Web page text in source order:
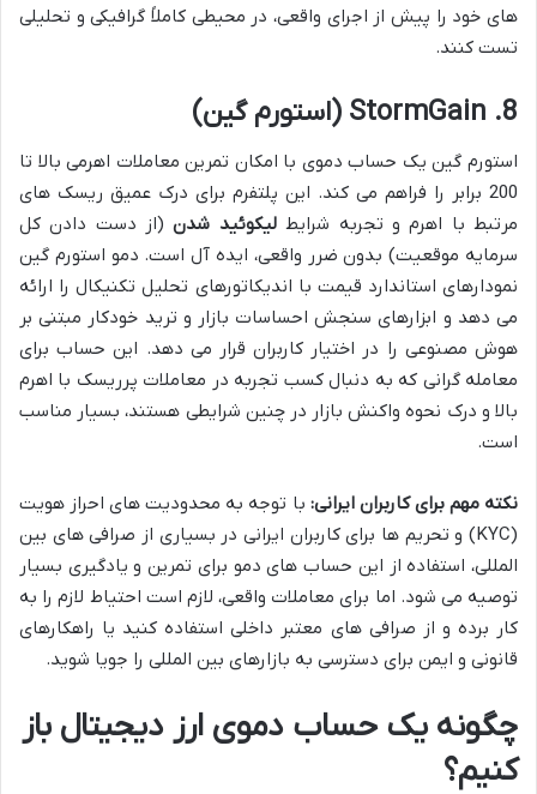
های خود را پیش از اجرای واقعی، در محیطی کاملاً گرافیکی و تحلیلی
تست کنند.
8. StormGain (استورم گین)
استورم گین یک حساب دموی با امکان تمرین معاملات اهرمی بالا تا
200 برابر را فراهم می کند. این پلتفرم برای درک عمیق ریسک های
مرتبط با اهرم و تجربه شرایطلیکوئید شدن(از دست دادن کل
سرمایه موقعیت) بدون ضرر واقعی، ایده آل است. دمو استورم گین
نمودارهای استاندارد قیمت با اندیکاتورهای تحلیل تکنیکال را ارائه
می دهد و ابزارهای سنجش احساسات بازار و ترید خودکار مبتنی بر
هوش مصنوعی را در اختیار کاربران قرار می دهد. این حساب برای
معامله گرانی که به دنبال کسب تجربه در معاملات پرریسک با اهرم
بالا و درک نحوه واکنش بازار در چنین شرایطی هستند، بسیار مناسب
است.
نکته مهم برای کاربران ایرانی: با توجه به محدودیت های احراز هویت
(KYC) و تحریم ها برای کاربران ایرانی در بسیاری از صرافی های بین
المللی، استفاده از این حساب های دمو برای تمرین و یادگیری بسیار
توصیه می شود. اما برای معاملات واقعی، لازم است احتیاط لازم را به
کار برده و از صرافی های معتبر داخلی استفاده کنید یا راهکارهای
قانونی و ایمن برای دسترسی به بازارهای بین المللی را جویا شوید.
چگونه یک حساب دموی ارز دیجیتال باز
کنیم؟